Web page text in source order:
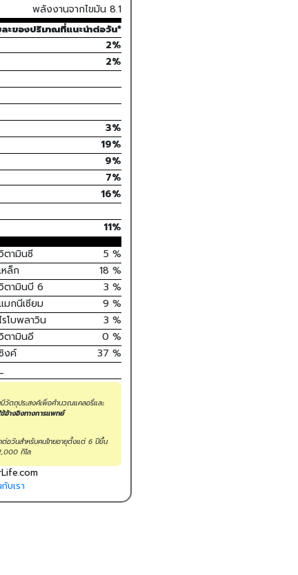
พลังงานจากไขมัน 8.1
ะของปริมาณที่แนะนำต่อวัน*
2%
2%
3%
19%
9%
7%
16%
11%
ตามินซี 5 %
หล็ก 18 %
ตามินบี 6 3 %
มกนีเซียม 9 %
รโบพลาวิน 3 %
ตามินอี 0 %
งค์ 37 %
_
มีวัตถุประสงค์เพื่อคำนวณแคลอรี่และ
ช้อ้างอิงทางการแพทย์
ต่อวันสำหรับคนไทยอายุตั้งแต่ 6 ปีขึ้น
กิโล
บเรา